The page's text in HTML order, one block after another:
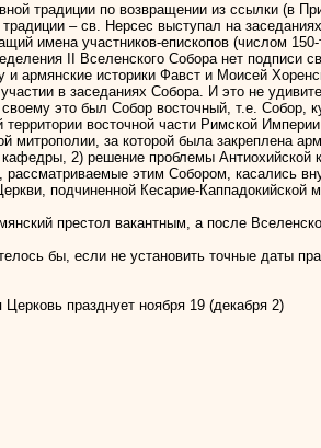
традиции по возвращении из ссылки (в
– св. Нерсес выступал на
имена участников-епископов (числом
II Вселенского Собора нет подписи
армянские историки Фавст и Моисей
в заседаниях Собора. И это не
это был Собор восточный, т.е.
территории восточной части Римской
митрополии, за которой была закреплена
2) решение проблемы
этим Собором, касались
подчиненной Кесарие-Каппадокийской
престол вакантным, а после
бы, если не установить точные даты
празднует ноября 19 (декабря 2)